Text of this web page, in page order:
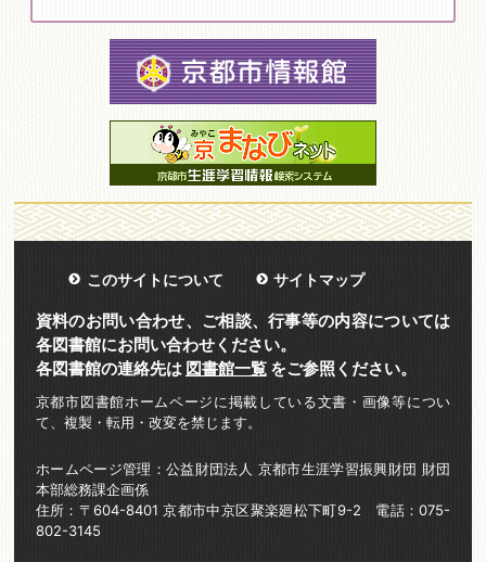
このサイトについて サイトマップ
資料のお問い合わせ、ご相談、行事等の内容については
各図書館にお問い合わせください。
各図書館の連絡先は 図書館一覧をご参照ください。
京都市図書館ホームページに掲載している文書・画像等につい
て、複製・転用・改変を禁じます。
ホームページ管理：公益財団法人 京都市生涯学習振興財団 財団
本部総務課企画係
住所：〒604-8401 京都市中京区聚楽廻松下町9-2 電話：075-
802-3145